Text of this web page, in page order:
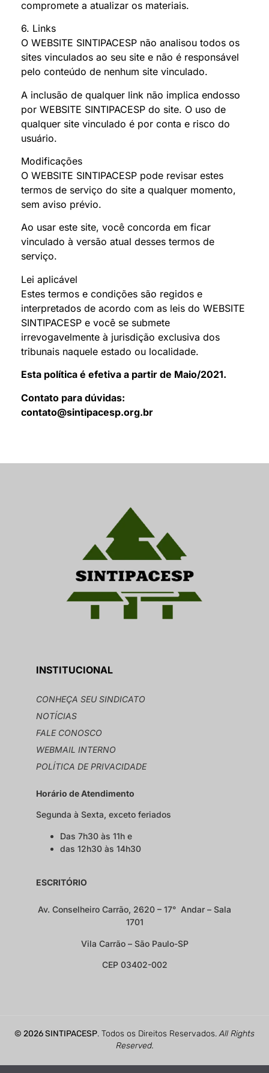
compromete a atualizar os materiais.
6. Links
O WEBSITE SINTIPACESP não analisou todos os
sites vinculados ao seu site e não é responsável
pelo conteúdo de nenhum site vinculado.
A inclusão de qualquer link não implica endosso
por WEBSITE SINTIPACESP do site. O uso de
qualquer site vinculado é por conta e risco do
usuário.
Modificações
O WEBSITE SINTIPACESP pode revisar estes
termos de serviço do site a qualquer momento,
sem aviso prévio.
Ao usar este site, você concorda em ficar
vinculado à versão atual desses termos de
serviço.
Lei aplicável
Estes termos e condições são regidos e
interpretados de acordo com as leis do WEBSITE
SINTIPACESP e você se submete
irrevogavelmente à jurisdição exclusiva dos
tribunais naquele estado ou localidade.
Esta política é efetiva a partir de Maio/2021.
Contato para dúvidas:
contato@sintipacesp.org.br
INSTITUCIONAL
CONHEÇA SEU SINDICATO
NOTÍCIAS
FALE CONOSCO
WEBMAIL INTERNO
POLÍTICA DE PRIVACIDADE
Horário de Atendimento
Segunda à Sexta, exceto feriados
Das 7h30 às 11h e
das 12h30 às 14h30
ESCRITÓRIO
Av. Conselheiro Carrão, 2620 – 17° Andar – Sala
1701
Vila Carrão – São Paulo-SP
CEP 03402-002
© 2026 SINTIPACESP. Todos os Direitos Reservados.All Rights
Reserved.